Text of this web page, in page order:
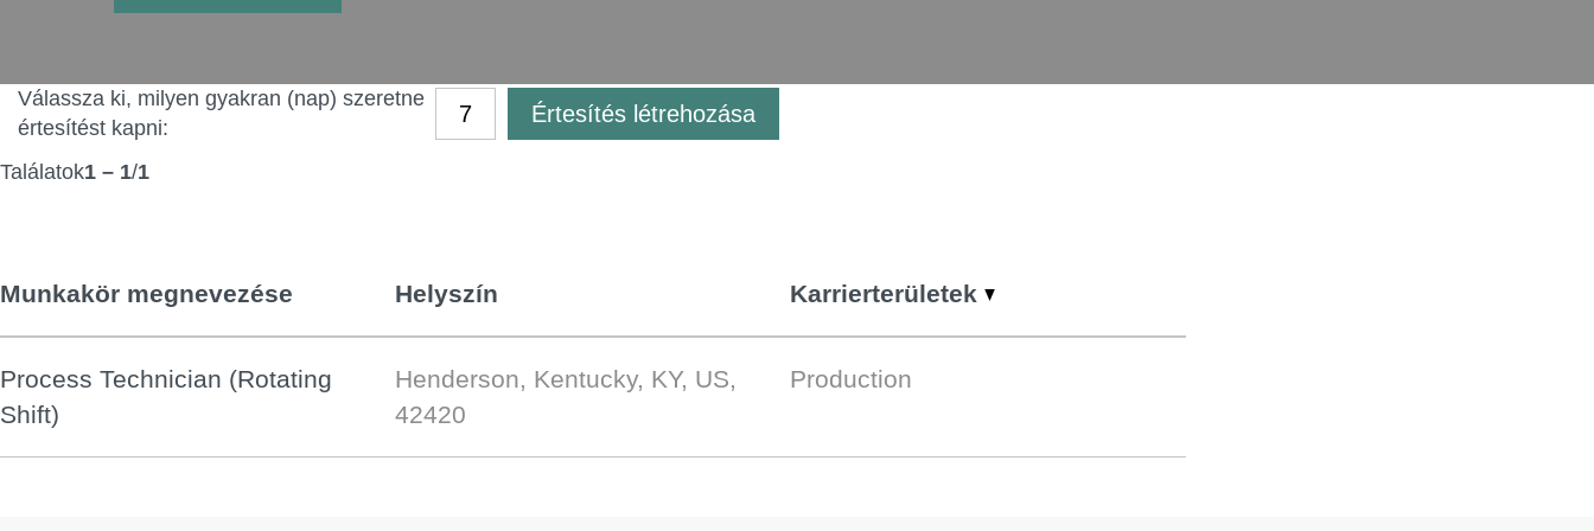
Válassza ki, milyen gyakran (nap) szeretne
értesítést kapni:
Értesítés létrehozása
Találatok1 – 1/1
Munkakör megnevezése Helyszín Karrierterületek
Process Technician (Rotating
Shift)
Henderson, Kentucky, KY, US,
42420
Production